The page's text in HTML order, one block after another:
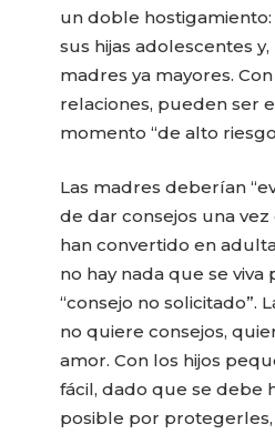
un doble
sus hijas adolescentes
madres ya mayores.
relaciones, pueden ser
momento “de alto
Las madres deberían
de dar consejos una vez
han convertido en
no hay nada que se
“consejo no solicitado”.
no quiere consejos,
amor. Con los hijos
fácil, dado que se debe
posible por protegerles,